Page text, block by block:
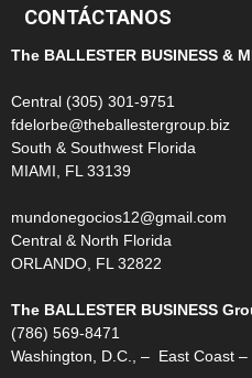
CONTÁCTANOS
The BALLESTER BUSINESS &
Central (305) 301-9751
fdelorbe@theballestergroup.biz
South & Southwest Florida
MIAMI, FL 33139
mundonegocios12@gmail.com
Central & North Florida
ORLANDO, FL 32822
The BALLESTER BUSINESS
(786) 569-8471
Washington, D.C., – East Coast –